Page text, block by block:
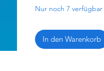
Nur noch 7 verfügbar
In den Warenkorb